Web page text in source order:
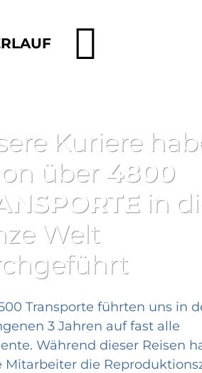
Kuriere
über 4800
in
Welt
Transporte führten uns in
3 Jahren auf fast alle
Während dieser Reisen
Mitarbeiter die